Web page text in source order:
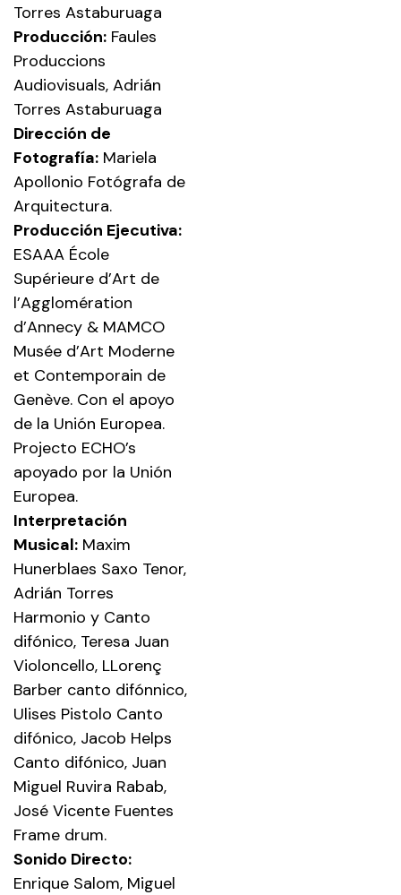
Torres Astaburuaga
Producción: Faules
Produccions
Audiovisuals, Adrián
Torres Astaburuaga
Dirección de
Fotografía: Mariela
Apollonio Fotógrafa de
Arquitectura.
Producción Ejecutiva:
ESAAA École
Supérieure d’Art de
l’Agglomération
d’Annecy & MAMCO
Musée d’Art Moderne
et Contemporain de
Genève. Con el apoyo
de la Unión Europea.
Projecto ECHO’s
apoyado por la Unión
Europea.
Interpretación
Musical: Maxim
Hunerblaes Saxo Tenor,
Adrián Torres
Harmonio y Canto
difónico, Teresa Juan
Violoncello, LLorenç
Barber canto difónnico,
Ulises Pistolo Canto
difónico, Jacob Helps
Canto difónico, Juan
Miguel Ruvira Rabab,
José Vicente Fuentes
Frame drum.
Sonido Directo:
Enrique Salom, Miguel